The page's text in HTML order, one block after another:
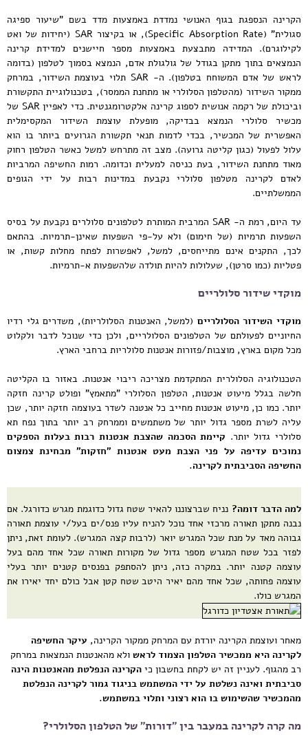
הקרינה הנספגת בגוף האנושי נמדדת באמצעות מדד בשם "שיעור ספיגה
סגולית" (Specific Absorption Rate), או בקיצור SAR (יחידות של ואט
לקילוגרם). המדידה מתבצעת באמצעות מספר חיישנים למדידת קרינה
הנמצאים בתוך מתקן בגודל של גולגולת אדם, הנמצא בסמוך לטלפון (בדומה
לראש של אדם המשוחח בטלפון). ה- SAR תלוי בעוצמת השידור, במרחק
ממקור השידור (מהטלפון הסלולרי או מתחנת הממסר), בטכנולוגיית התקשורת
וביכולת של רקמה אנושית לספוג קרינה אלקטרומגנטית. כדי לאפיין SAR של
מכשיר סלולרי הנמצא בבדיקה, מופעלת עוצמת השידור המקסימלית
האפשרית של המכשיר, בכדי לדמות תנאי תקשורת הגרועים ביותר בו הוא
עלול לפעול (כגון קליטה גרועה). מצב זה מתרחש למשל כאשר הטלפון רחוק
מאוד מתחנת השידור, בעת כניסה למעלית וכדומה. רמות החשיפה המרביות
לאדם לקרינה מטלפון סלולרי נקבעת במדינות רבות על ידי הגופים
הממשלתיים.
עד היום, רמת ה- SAR המרבית המותרת לטלפונים סלולרים נקבעת על בסיס
השפעות תרמיות (של חימום) ולא על-פי השפעות שאינן-תרמיות. בהתאם
לכך, התקנים אינם מתייחסים, למשל, לאפשרות לפתח מחלות קשות, או
פטליות (כמו סרטן), שעלולות להיות תולדה שלהשפעות א-תרמיות.
מוקדי שידור סלולריים
מוקדי השידור הסלולריים (למשל, האנטנות הסלולריות), משדרים גלי רדיו
החיוניים לפעולתם של הטלפונים הסלולריים, ולכן כדי שנוכל לדבר ולקלוט
מכל מקום בארץ, מוצבות/פזורות אנטנות סלולריות ברחבי הארץ.
הטכנולוגיה הסלולרית המתקדמת מצריכה ריבוי אנטנות. באזור בו הקליטה
חלשה בגלל מיעוט אנטנות, הטלפון הסלולרי "מתאמץ" ופולט קרינה חזקה
יותר. כמו כן, מיעוט אנטנות מחייב כל אנטנה לשדר בעוצמה חזקה יותר, שכן
עליה לשרת מספר גדול יותר של משתמשים וממרחק רב יותר בתוך נפח תא
סלולרי גדול יותר. קיימת הסכמה שהצבת אנטנות רבות בעלות הספקים
נמוכים עדיפה על פני הצבת מעט אנטנות "חזקות" מבחינת צמצום
החשיפה הסביבתית לקרינה.
למה הדבר דומה? נניח שברצוננו להאיר שטח גדול כדוגמת מגרש כדורגל. אם
נבנה מתקן תאורה מרכזי אחד נוכל להניח עליו פנס/ים בעל/י עוצמת תאורה
גבוהה מאד על מנת שכל המגרש יואר (לרבות קצה המגרש). לעומת זאת, ניתן
לפזר בכל שטח המגרש מספר גדול של מקורות תאורה שכל אחד מהם בעל
עוצמה קטנה יותר. במקרה כזה, ניתן להסתפק בפנסים קטנים יותר בעלי
עוצמה פחותה, שכל אחד מהם יאיר היטב שטח קטן אבל כולם יחד יאירו את
המגרש כולו.
מאחר ועוצמת הקרינה יורדת עם המרחק ממקור הקרינה, עיקר החשיפה
לקרינה היא ממכשיר הטלפון הצמוד לראש ולא מהאנטנות הנמצאות במרחק
רב מהגוף. לעניין זה יש לקחת בחשבון כי הקרינה הנפלטת מהאנטנות הינה
סביבתית ואינה נשלטת על ידי המשתמש בניגוד גמור לקרינה הנפלטת
מהמכשיר שהשימוש בו הוא רצוני ותלוי במשתמש.
מה קרה לקרינה במעבר בין "דורות" של הטלפון הסלולרי?